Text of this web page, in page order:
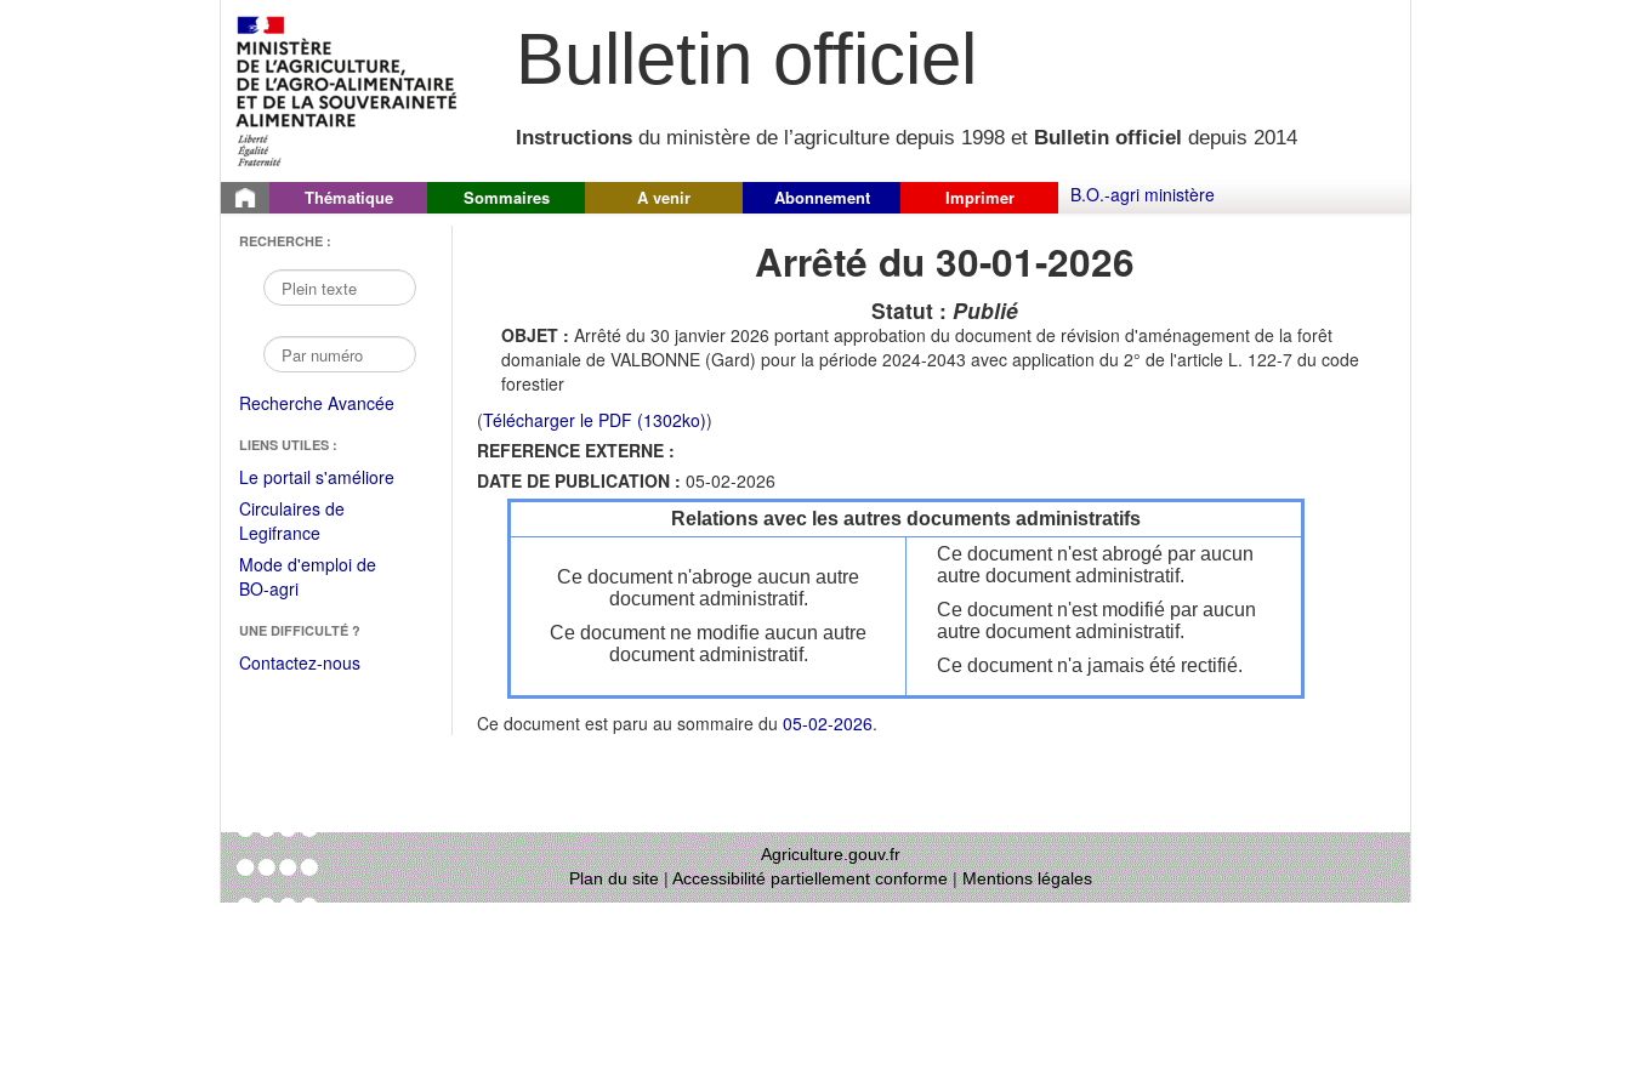
Bulletin officiel
Instructions du ministère de l’agriculture depuis 1998 et Bulletin officiel depuis 2014
Thématique Sommaires A venir Abonnement Imprimer B.O.-agri ministère
RECHERCHE :
Recherche Avancée
LIENS UTILES :
Le portail s'améliore(Fichier
Circulaires de
Legifrance(Ouvrir
dans
une
fenêtre)
Mode d'emploi de
BO-agri(Ouvrir
une
nouvelle
UNE DIFFICULTÉ ?
Contactez-nous
Arrêté du 30-01-2026
Statut : Publié
OBJET : Arrêté du 30 janvier 2026 portant approbation du document de révision d'aménagement de la forêt
domaniale de VALBONNE (Gard) pour la période 2024-2043 avec application du 2° de l'article L. 122-7 du code
forestier
(Télécharger le PDF (1302ko))
REFERENCE EXTERNE :
DATE DE PUBLICATION : 05-02-2026
Relations avec les autres documents administratifs
Ce document n'abroge aucun autre
document administratif.
Ce document ne modifie aucun autre
document administratif.
Ce document n'est abrogé par aucun
autre document administratif.
Ce document n'est modifié par aucun
autre document administratif.
Ce document n'a jamais été rectifié.
Ce document est paru au sommaire du 05-02-2026.
Agriculture.gouv.fr
Plan du site|Accessibilité partiellement conforme|Mentions légales